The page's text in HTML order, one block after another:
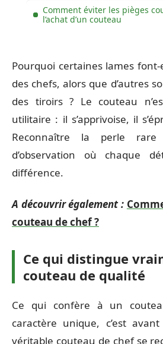
Comment éviter les pièges
l’achat d’un couteau
Pourquoi certaines lames
des chefs, alors que d’autres
des tiroirs ? Le couteau
utilitaire : il s’apprivoise, il
Reconnaître la perle
d’observation où chaque
différence.
A découvrir également :
couteau de chef ?
Ce qui distingue
couteau de qualité
Ce qui confère à un
caractère unique, c’est
véritable couteau de chef se